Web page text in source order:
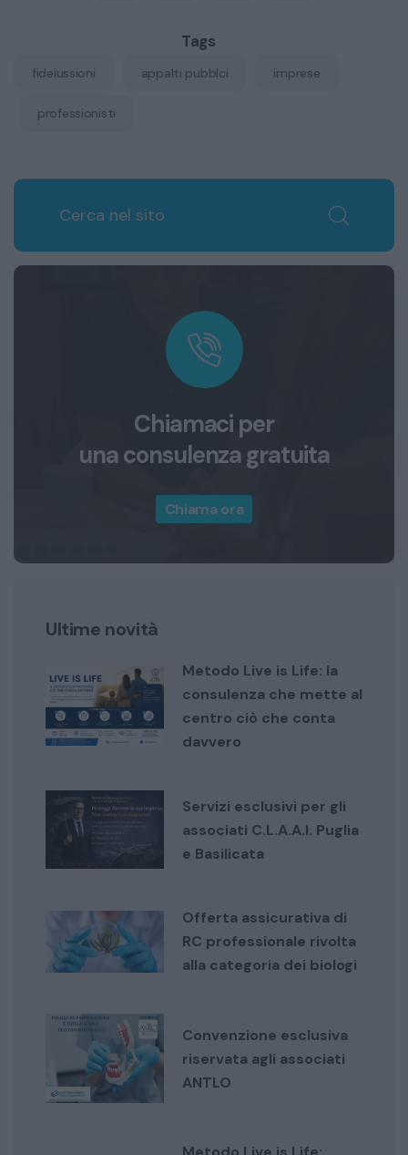
Tags
fideiussioni appalti pubblci imprese
professionisti
Chiamaci per
una consulenza gratuita
Chiama ora
Ultime novità
Metodo Live is Life: la
consulenza che mette al
centro ciò che conta
davvero
Servizi esclusivi per gli
associati C.L.A.A.I. Puglia
e Basilicata
Offerta assicurativa di
RC professionale rivolta
alla categoria dei biologi
Convenzione esclusiva
riservata agli associati
ANTLO